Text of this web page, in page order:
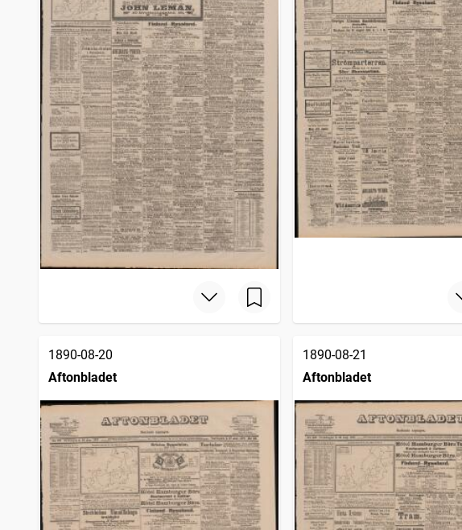
1890-08-20
Aftonbladet
1890-08-21
Aftonbladet